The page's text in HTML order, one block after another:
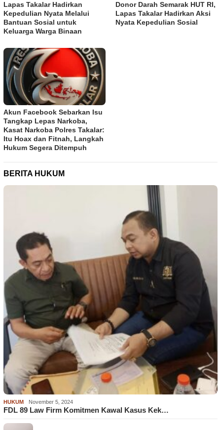
Lapas Takalar Hadirkan
Kepedulian Nyata Melalui
Bantuan Sosial untuk
Keluarga Warga Binaan
Donor Darah Semarak HUT RI,
Lapas Takalar Hadirkan Aksi
Nyata Kepedulian Sosial
Akun Facebook Sebarkan Isu
Tangkap Lepas Narkoba,
Kasat Narkoba Polres Takalar:
Itu Hoax dan Fitnah, Langkah
Hukum Segera Ditempuh
BERITA HUKUM
HUKUM November 5, 2024
FDL 89 Law Firm Komitmen Kawal Kasus Kek…